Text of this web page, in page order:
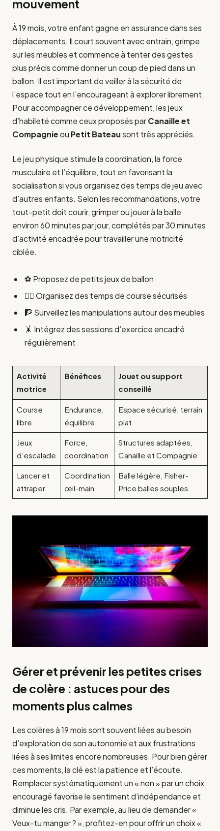
mouvement
À 19 mois, votre enfant gagne en assurance dans ses
déplacements. Il court souvent avec entrain, grimpe
sur les meubles et commence à tenter des gestes
plus précis comme donner un coup de pied dans un
ballon. Il est important de veiller à la sécurité de
l’espace tout en l’encourageant à explorer librement.
Pour accompagner ce développement, les jeux
d’habileté comme ceux proposés parCanaille et
Compagnieou Petit Bateausont très appréciés.
Le jeu physique stimule la coordination, la force
musculaire et l’équilibre, tout en favorisant la
socialisation si vous organisez des temps de jeu avec
d’autres enfants. Selon les recommandations, votre
tout-petit doit courir, grimper ou jouer à la balle
environ 60 minutes par jour, complétés par 30 minutes
d’activité encadrée pour travailler une motricité
ciblée.
⚽ Proposez de petits jeux de ballon
🏃‍♂️ Organisez des temps de course sécurisés
🧗 Surveillez les manipulations autour des meubles
🤸 Intégrez des sessions d’exercice encadré
régulièrement
Activité
motrice
Bénéfices
Jouet ou support
conseillé
Course
libre
Endurance,
équilibre
Espace sécurisé, terrain
plat
Jeux
d’escalade
Force,
coordination
Structures adaptées,
Canaille et Compagnie
Lancer et
attraper
Coordination
œil-main
Balle légère, Fisher-
Price balles souples
Gérer et prévenir les petites crises
de colère : astuces pour des
moments plus calmes
Les colères à 19 mois sont souvent liées au besoin
d’exploration de son autonomie et aux frustrations
liées à ses limites encore nombreuses. Pour bien gérer
ces moments, la clé est la patience et l’écoute.
Remplacer systématiquement un « non » par un choix
encouragé favorise le sentiment d’indépendance et
diminue les cris. Par exemple, au lieu de demander «
Veux-tu manger ? », profitez-en pour offrir un choix «